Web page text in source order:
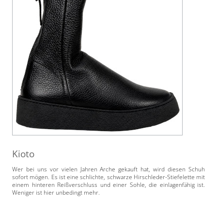
Kioto
Wer bei uns vor vielen Jahren Arche gekauft hat, wird diesen Schuh
sofort mögen. Es ist eine schlichte, schwarze Hirschleder-Stiefelette mit
einem hinteren Reißverschluss und einer Sohle, die einlagenfähig ist.
Weniger ist hier unbedingt mehr.